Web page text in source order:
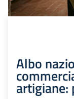
Albo
artigiane: